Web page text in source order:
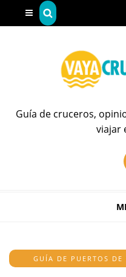
Guía de cruceros,
viajar
GUÍA DE PUERTOS DE